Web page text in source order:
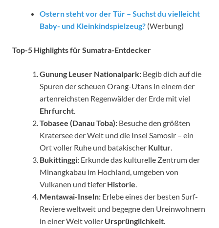
Ostern steht vor der Tür – Suchst du vielleicht
Baby- und Kleinkindspielzeug? (Werbung)
Top-5 Highlights für Sumatra-Entdecker
Gunung Leuser Nationalpark: Begib dich auf die
Spuren der scheuen Orang-Utans in einem der
artenreichsten Regenwälder der Erde mit viel
Ehrfurcht.
Tobasee (Danau Toba): Besuche den größten
Kratersee der Welt und die Insel Samosir – ein
Ort voller Ruhe und batakischer Kultur.
Bukittinggi: Erkunde das kulturelle Zentrum der
Minangkabau im Hochland, umgeben von
Vulkanen und tiefer Historie.
Mentawai-Inseln: Erlebe eines der besten Surf-
Reviere weltweit und begegne den Ureinwohnern
in einer Welt voller Ursprünglichkeit.